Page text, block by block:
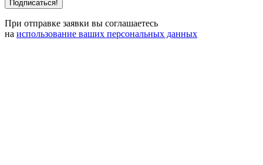
При отправке заявки вы соглашаетесь
на использование ваших персональных данных